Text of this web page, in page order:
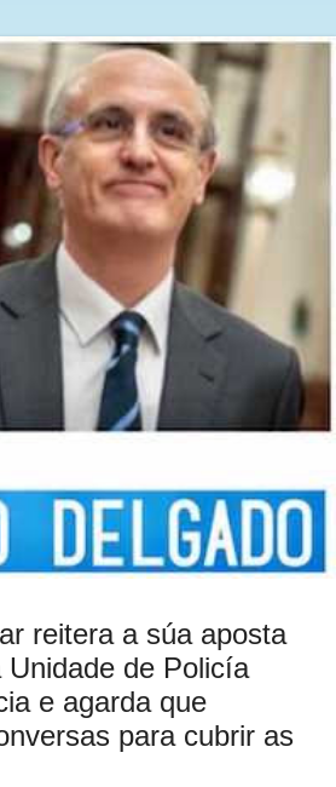
reitera a súa aposta
Unidade de Policía
e agarda que
para cubrir as